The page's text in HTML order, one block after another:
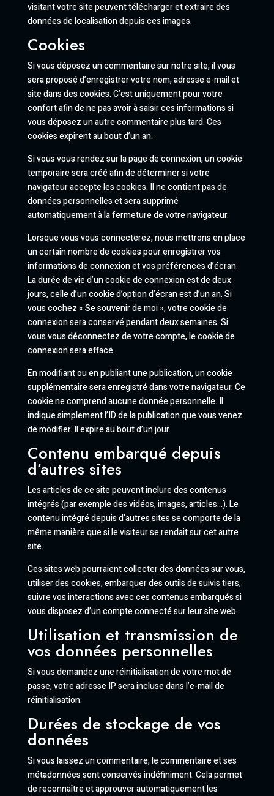
visitant votre site peuvent télécharger et extraire des
données de localisation depuis ces images.
Cookies
Si vous déposez un commentaire sur notre site, il vous
sera proposé d’enregistrer votre nom, adresse e-mail et
site dans des cookies. C’est uniquement pour votre
confort afin de ne pas avoir à saisir ces informations si
vous déposez un autre commentaire plus tard. Ces
cookies expirent au bout d’un an.
Si vous vous rendez sur la page de connexion, un cookie
temporaire sera créé afin de déterminer si votre
navigateur accepte les cookies. Il ne contient pas de
données personnelles et sera supprimé
automatiquement à la fermeture de votre navigateur.
Lorsque vous vous connecterez, nous mettrons en place
un certain nombre de cookies pour enregistrer vos
informations de connexion et vos préférences d’écran.
La durée de vie d’un cookie de connexion est de deux
jours, celle d’un cookie d’option d’écran est d’un an. Si
vous cochez « Se souvenir de moi », votre cookie de
connexion sera conservé pendant deux semaines. Si
vous vous déconnectez de votre compte, le cookie de
connexion sera effacé.
En modifiant ou en publiant une publication, un cookie
supplémentaire sera enregistré dans votre navigateur. Ce
cookie ne comprend aucune donnée personnelle. Il
indique simplement l’ID de la publication que vous venez
de modifier. Il expire au bout d’un jour.
Contenu embarqué depuis
d’autres sites
Les articles de ce site peuvent inclure des contenus
intégrés (par exemple des vidéos, images, articles…). Le
contenu intégré depuis d’autres sites se comporte de la
même manière que si le visiteur se rendait sur cet autre
site.
Ces sites web pourraient collecter des données sur vous,
utiliser des cookies, embarquer des outils de suivis tiers,
suivre vos interactions avec ces contenus embarqués si
vous disposez d’un compte connecté sur leur site web.
Utilisation et transmission de
vos données personnelles
Si vous demandez une réinitialisation de votre mot de
passe, votre adresse IP sera incluse dans l’e-mail de
réinitialisation.
Durées de stockage de vos
données
Si vous laissez un commentaire, le commentaire et ses
métadonnées sont conservés indéfiniment. Cela permet
de reconnaître et approuver automatiquement les